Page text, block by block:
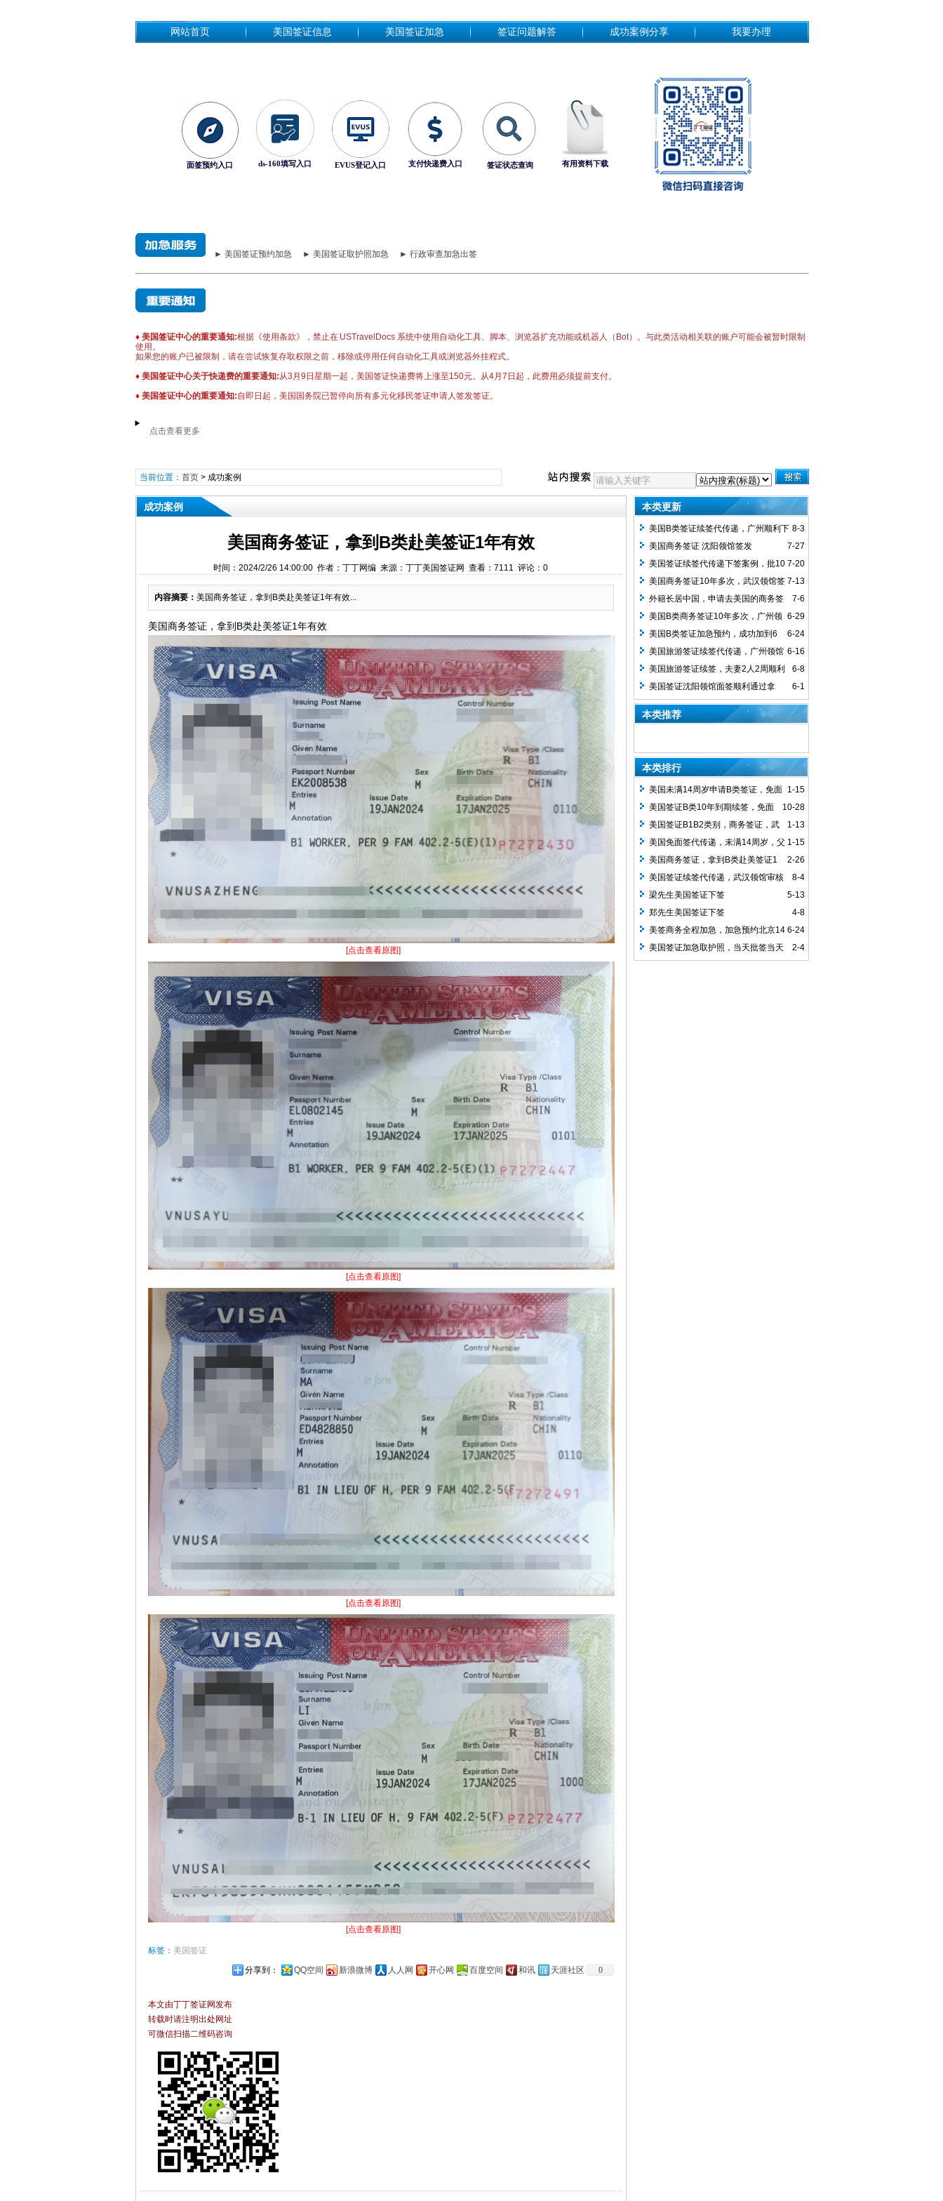
网站首页 美国签证信息 美国签证加急 签证问题解答 成功案例分享 我要办理
面签预约入口 ds-160填写入口 EVUS登记入口 支付快递费入口 签证状态查询 有用资料下载
► 美国签证预约加急 ► 美国签证取护照加急 ► 行政审查加急出签
♦ 美国签证中心的重要通知:根据《使用条款》，禁止在 USTravelDocs 系统中使用自动化工具、脚本、浏览器扩充功能或机器人（Bot）。与此类活动相关联的账户可能会被暂时限制
使用。
如果您的账户已被限制，请在尝试恢复存取权限之前，移除或停用任何自动化工具或浏览器外挂程式。
♦ 美国签证中心关于快递费的重要通知:从3月9日星期一起，美国签证快递费将上涨至150元。
​从4月7日起，此费用必须提前支付。
♦ 美国签证中心的重要通知:自即日起，美国国务院已暂停向所有多元化移民签证申请人签发签证。
点击查看更多
当前位置： 首页> 成功案例
成功案例
美国商务签证，拿到B类赴美签证1年有效
时间：2024/2/26 14:00:00 作者：丁丁网编 来源：丁丁美国签证网 查看：7111 评论：0
内容摘要： 美国商务签证，拿到B类赴美签证1年有效...
美国商务签证，拿到B类赴美签证1年有效
[点击查看原图]
[点击查看原图]
[点击查看原图]
[点击查看原图]
标签： 美国签证
分享到：
QQ空间 新浪微博 人人网 开心网 百度空间 和讯 天涯社区 0
本文由丁丁签证网发布
转载时请注明出处网址
可微信扫描二维码咨询
本类更新
8-3
美国B类签证续签代传递，广州顺利下
签10年多次
7-27
美国商务签证 沈阳领馆签发
7-20
美国签证续签代传递下签案例，批10
年多次签证，用时3周
7-13
美国商务签证10年多次，武汉领馆签
发，客人之前有美签拒签记录，本次顺利
通过
7-6
外籍长居中国，申请去美国的商务签
证，出发时间临近，全程加急预约加急面
签，4天顺利拿到签证，10年多次
6-29
美国B类商务签证10年多次，广州领
馆面签顺利通过
6-24
美国B类签证加急预约，成功加到6
月的号
6-16
美国旅游签证续签代传递，广州领馆
签发10年多次签证，5月8日递交资料，5
月15日开始审核，18日Approved，19日
Issued, 21日寄出，23日客户收到签证，
用时2周拿下
6-8
美国旅游签证续签，夫妻2人2周顺利
拿到10年签证，北京递交广州审核
6-1
美国签证沈阳领馆面签顺利通过拿
到，沈阳领馆对除东北户籍的申请人，是
非常友好的
本类推荐
本类排行
1-15
美国未满14周岁申请B类签证，免面
签办理，1周下签，父母其他一方必须持
有有效的美签
10-28
美国签证B类10年到期续签，免面
签代传递加急，2-3周拿到护照
1-13
美国签证B1B2类别，商务签证，武
汉领馆顺利通过
1-15
美国免面签代传递，未满14周岁，父
母其中一方有美国签证的，可以直接递签
申请
2-26
美国商务签证，拿到B类赴美签证1
年有效
8-4
美国签证续签代传递，武汉领馆审核
顺利拿到10年多次签证
5-13
梁先生美国签证下签
4-8
郑先生美国签证下签
6-24
美签商务全程加急，加急预约北京14
号当天顺利通过，18号护照到手直接办理
EVUS，客人今天飞美国，全程1周办理时
2-4
美国签证加急取护照，当天批签当天